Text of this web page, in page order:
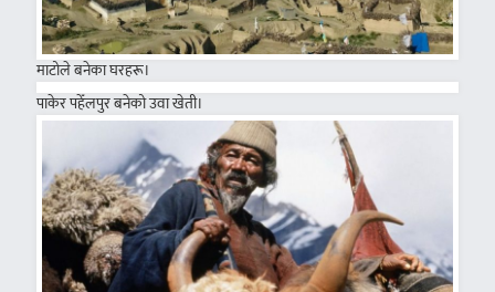
माटोले बनेका घरहरू।
पाकेर पहेँलपुर बनेको उवा खेती।